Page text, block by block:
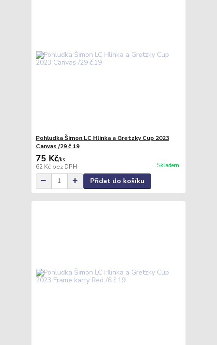
Pohludka Šimon LC Hlinka a Gretzky Cup 2023
Canvas /29 č.19
75 Kč/ks
62 Kč bez DPH Skladem
Přidat do košíku